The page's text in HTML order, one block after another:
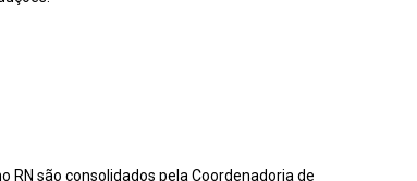
RN são consolidados pela Coordenadoria de